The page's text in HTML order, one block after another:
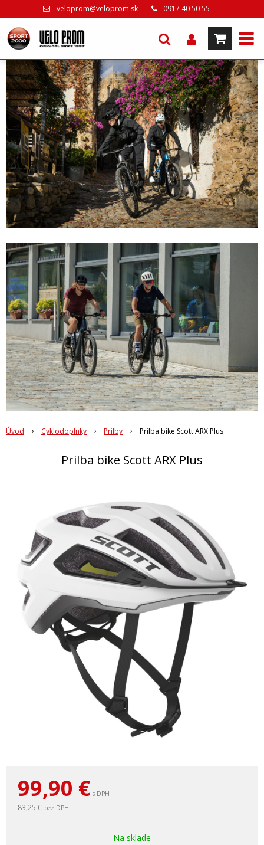
veloprom@veloprom.sk 0917 40 50 55
Úvod Cyklodoplnky Prilby Prilba bike Scott ARX Plus
Prilba bike Scott ARX Plus
99,90 € s DPH
83,25 € bez DPH
Na sklade